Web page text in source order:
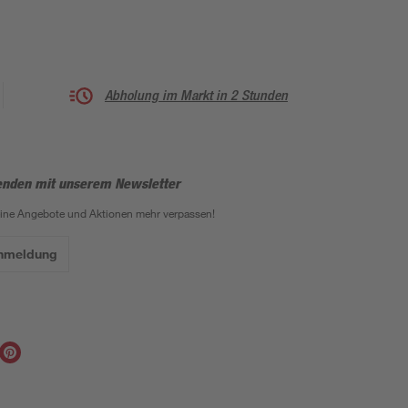
Abholung im Markt in 2 Stunden
mit unserem Newsletter
Angebote und Aktionen mehr verpassen!